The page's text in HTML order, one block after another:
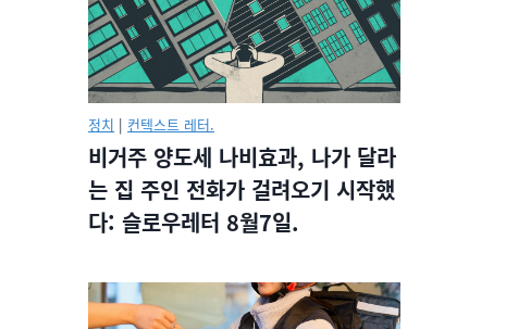
정치 | 컨텍스트 레터.
비거주 양도세 나비효과, 나가 달라
는 집 주인 전화가 걸려오기 시작했
다: 슬로우레터 8월7일.